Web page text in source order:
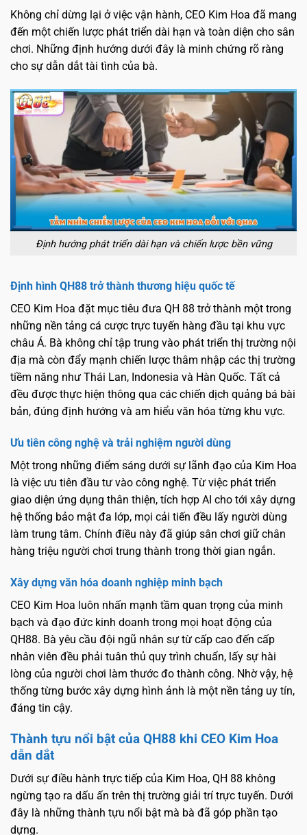
Không chỉ dừng lại ở việc vận hành, CEO Kim Hoa đã mang
đến một chiến lược phát triển dài hạn và toàn diện cho sân
chơi. Những định hướng dưới đây là minh chứng rõ ràng
cho sự dẫn dắt tài tình của bà.
Định hướng phát triển dài hạn và chiến lược bền vững
Định hình QH88 trở thành thương hiệu quốc tế
CEO Kim Hoa đặt mục tiêu đưa QH 88 trở thành một trong
những nền tảng cá cược trực tuyến hàng đầu tại khu vực
châu Á. Bà không chỉ tập trung vào phát triển thị trường nội
địa mà còn đẩy mạnh chiến lược thâm nhập các thị trường
tiềm năng như Thái Lan, Indonesia và Hàn Quốc. Tất cả
đều được thực hiện thông qua các chiến dịch quảng bá bài
bản, đúng định hướng và am hiểu văn hóa từng khu vực.
Ưu tiên công nghệ và trải nghiệm người dùng
Một trong những điểm sáng dưới sự lãnh đạo của Kim Hoa
là việc ưu tiên đầu tư vào công nghệ. Từ việc phát triển
giao diện ứng dụng thân thiện, tích hợp AI cho tới xây dựng
hệ thống bảo mật đa lớp, mọi cải tiến đều lấy người dùng
làm trung tâm. Chính điều này đã giúp sân chơi giữ chân
hàng triệu người chơi trung thành trong thời gian ngắn.
Xây dựng văn hóa doanh nghiệp minh bạch
CEO Kim Hoa luôn nhấn mạnh tầm quan trọng của minh
bạch và đạo đức kinh doanh trong mọi hoạt động của
QH88. Bà yêu cầu đội ngũ nhân sự từ cấp cao đến cấp
nhân viên đều phải tuân thủ quy trình chuẩn, lấy sự hài
lòng của người chơi làm thước đo thành công. Nhờ vậy, hệ
thống từng bước xây dựng hình ảnh là một nền tảng uy tín,
đáng tin cậy.
Thành tựu nổi bật của QH88 khi CEO Kim Hoa
dẫn dắt
Dưới sự điều hành trực tiếp của Kim Hoa, QH 88 không
ngừng tạo ra dấu ấn trên thị trường giải trí trực tuyến. Dưới
đây là những thành tựu nổi bật mà bà đã góp phần tạo
dựng.